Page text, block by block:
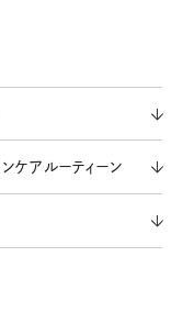
ケアルーティーン